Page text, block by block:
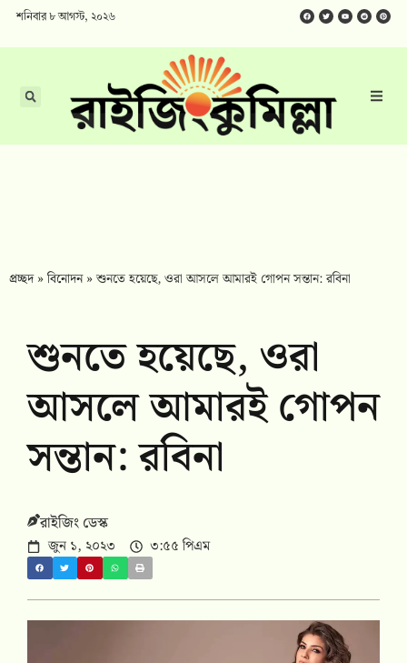
শনিবার ৮ আগস্ট, ২০২৬
প্রচ্ছদ»বিনোদন»শুনতে হয়েছে, ওরা আসলে আমারই গোপন সন্তান: রবিনা
শুনতে হয়েছে, ওরা
আসলে আমারই গোপন
সন্তান: রবিনা
রাইজিং ডেস্ক
জুন ১, ২০২৩ ৩:৫৫ পিএম